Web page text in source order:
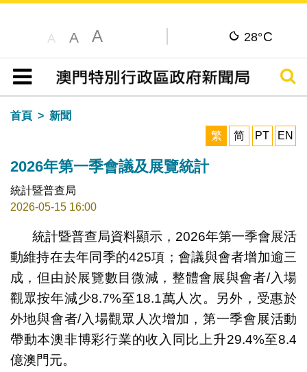
A A A 28°C
目錄
搜尋
首頁
新聞
繁
简 PT EN
2026年第一季會議及展覽統計
統計暨普查局
2026-05-15 16:00
統計暨普查局資料顯示，2026年第一季會展活
動維持在去年同季的425項；會議與會者增加逾三
成，但由於展覽數目微減，整體會展與會者/入場
觀眾按年減少8.7%至18.1萬人次。另外，受惠於
外地與會者/入場觀眾人次增加，第一季會展活動
帶動本澳非博彩行業的收入同比上升29.4%至8.4
億澳門元。